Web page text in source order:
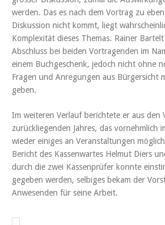
werden. Das es nach dem Vortrag zu
Diskussion nicht kommt, liegt
Komplexität dieses Themas. Rainer
Abschluss bei beiden Vortragenden im
einem Buchgeschenk, jedoch nicht ohne
Fragen und Anregungen aus Bürgersicht
geben.
Im weiteren Verlauf berichtete er aus den
zurückliegenden Jahres, das vornehmlich
wieder einiges an Veranstaltungen
Bericht des Kassenwartes Helmut Diers
durch die zwei Kassenprüfer konnte
gegeben werden, selbiges bekam der
Anwesenden für seine Arbeit.